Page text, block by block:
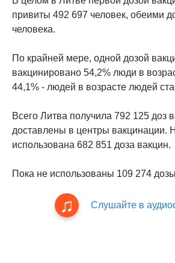
привиты 492 697 человек, обеими
человека.
По крайней мере, одной дозой
вакцинировано 54,2% люди в
44,1% - людей в возрасте людей
Всего Литва получила 792 125 доз
доставлены в центры вакцинации.
использована 682 851 доза вакцин.
Пока не использованы 109 274
Слушайте в